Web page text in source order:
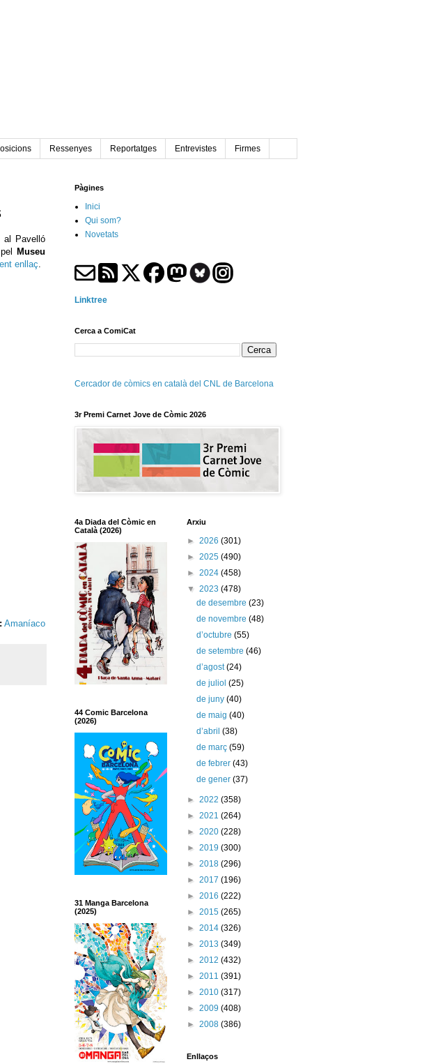
Ressenyes Reportatges Entrevistes Firmes
al Pavelló
Museu
enllaç.
Amaníaco
Pàgines
Inici
Qui som?
Novetats
Linktree
Cerca a ComiCat
Cercador de còmics en català del CNL de Barcelona
3r Premi Carnet Jove de Còmic 2026
4a Diada del Còmic en
Català (2026)
44 Comic Barcelona
(2026)
31 Manga Barcelona
(2025)
Arxiu
► 2026 (301)
► 2025 (490)
► 2024 (458)
▼ 2023 (478)
de desembre(23)
de novembre(48)
d’octubre(55)
de setembre(46)
d’agost(24)
de juliol(25)
de juny(40)
de maig(40)
d’abril(38)
de març(59)
de febrer(43)
de gener(37)
► 2022 (358)
► 2021 (264)
► 2020 (228)
► 2019 (300)
► 2018 (296)
► 2017 (196)
► 2016 (222)
► 2015 (265)
► 2014 (326)
► 2013 (349)
► 2012 (432)
► 2011 (391)
► 2010 (317)
► 2009 (408)
► 2008 (386)
Enllaços